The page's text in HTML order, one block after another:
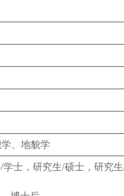
、地貌学
士，研究生/硕士，研究生/